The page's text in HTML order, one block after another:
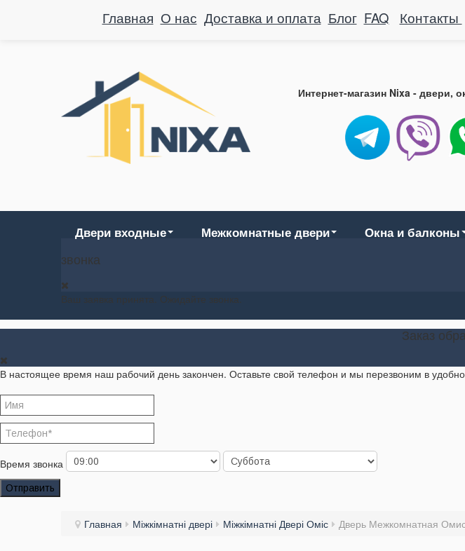
Главная О нас Доставка и оплата Блог FAQ Контакты
Интернет-магазин Nixa - двери,
Двери входные Межкомнатные двери Окна и балконы
звонка
Ваш заявка принята. Ожидайте звонка.
Заказ
В настоящее время наш рабочий день закончен. Оставьте свой телефон и мы перезвоним в
Время звонка
Отправить
Главная Міжкімнатні двері Міжкімнатні Двері Оміс Дверь Межкомнатная